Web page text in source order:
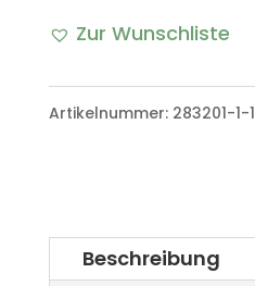
Antenne
Iltis
Zur Wunschliste
Artikelnummer: 283201-1-1
Beschreibung